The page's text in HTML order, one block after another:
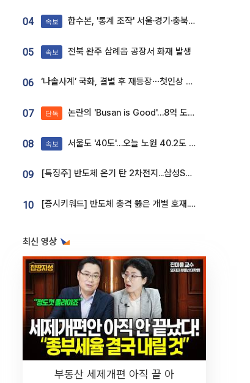
04 속보 합수본, '통계 조작' 서울·경기·충북 선관위 등 추가 압수수색
05 속보 전북 완주 삼례읍 공장서 화재 발생
06 ‘나솔사계’ 국화, 결별 후 재등장⋯첫인상 투표 휩쓸고 ‘인기녀’ 등극
07 단독 논란의 'Busan is Good'…8억 도시브랜드, 용산 대통령실 CI 업체가 수행
08 속보 서울도 '40도'…오늘 노원 40.2도 기록
09 [특징주] 반도체 온기 탄 2차전지...삼성SDI, 장 초반 7% 넘게 껑충
10 [증시키워드] 반도체 충격 뚫은 개별 호재...포스코퓨처엠·에코프로·한화솔루션 '눈길'
최신 영상
부동산 세제개편 아직 끝 아